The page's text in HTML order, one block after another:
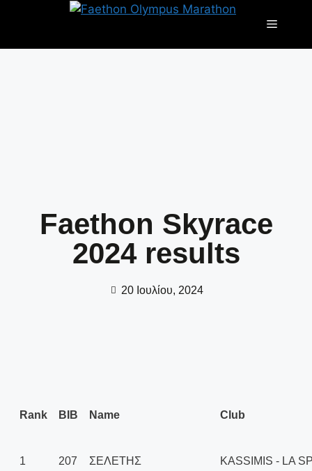
Faethon Skyrace
2024 results
20 Ιουλίου, 2024
Rank BIB Name Club
1 207
ΣΕΛΕΤΗΣ
KASSIMIS - LA